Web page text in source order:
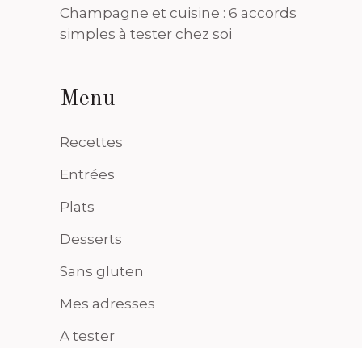
Champagne et cuisine : 6 accords
simples à tester chez soi
Menu
Recettes
Entrées
Plats
Desserts
Sans gluten
Mes adresses
A tester